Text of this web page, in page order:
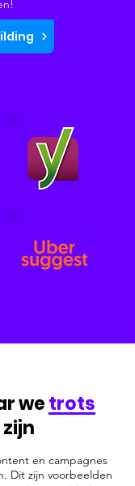
wetrots
en campagnes
Dit zijn voorbeelden